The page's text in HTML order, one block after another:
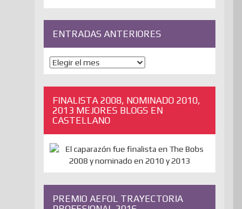
ENTRADAS ANTERIORES
ENTRADAS
ANTERIORES
FINALISTA 2008, NOMINADO 2010,
2013 MEJORES BLOGS EN
CASTELLANO
PREMIO AEFOL TRAYECTORIA